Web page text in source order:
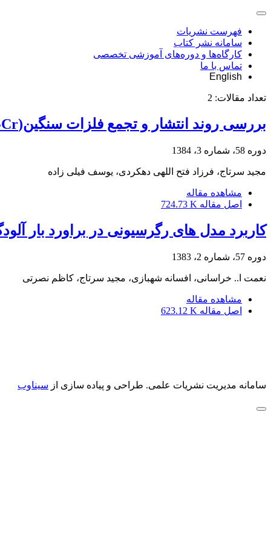
فهرست نشریات
سامانه نشر کتاب
کارگاه‌ها و دوره‌های آموزشی تخصصی
تماس با ما
English
تعداد مقالات: 2
بررسی روند انتشار و تجمع فلزات سنگین(Pb ، Zn،Cd،Cu،Ni،Cr) در رسوبات تالاب انزلی
دوره 58، شماره 3، 1384
مجید سرتاج، فرزاد فتح اللهی دهکردی، یوسف فیلی زاده
مشاهده مقاله
اصل مقاله 724.73 K
کاربرد مدل های رگرسیونی در براورد بار
دوره 57، شماره 2، 1383
نعمت ا.. خراسانی، افسانه شهبازی، مجید سرتاج، کاظم نصرتی
مشاهده مقاله
اصل مقاله 623.12 K
سامانه مدیریت نشریات علمی. طراحی و پیاده سازی از سیناوب